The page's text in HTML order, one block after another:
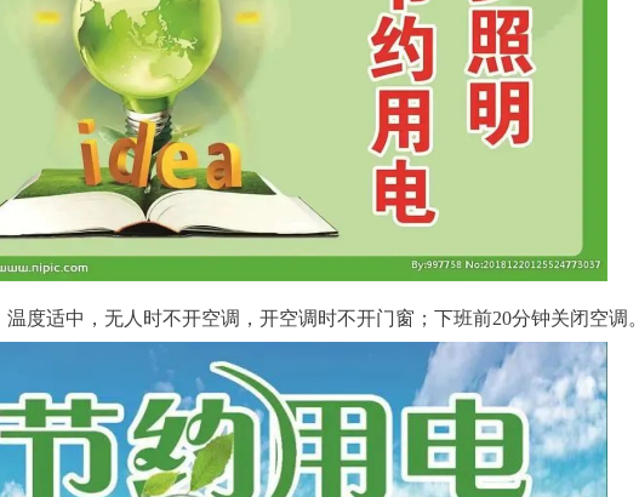
温度适中，无人时不开空调，开空调时不开门窗；下班前20分钟关闭空调。